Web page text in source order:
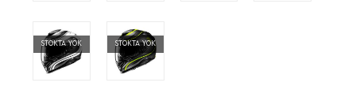
STOKTA YOK STOKTA YOK